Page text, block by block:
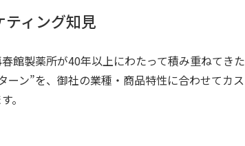
ィング知見
館製薬所が40年以上にわたって積み重ねてきた
ーン”を、御社の業種・商品特性に合わせてカス
。